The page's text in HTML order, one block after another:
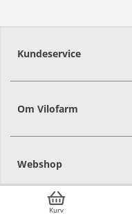
Kurv
Kundeservice
Om Vilofarm
Webshop